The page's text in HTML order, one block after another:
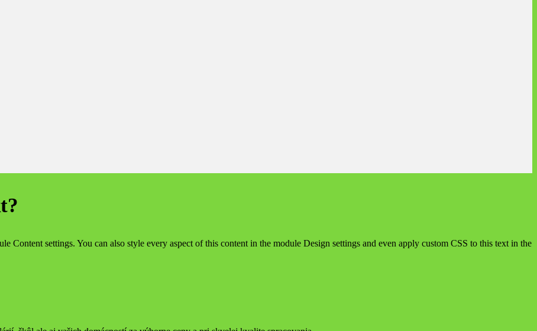
Content settings. You can also style every aspect of this content in the module Design settings and even apply custom CSS to this text in the